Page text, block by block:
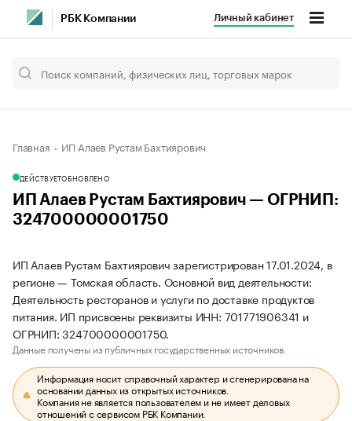
РБК Компании Личный кабинет
Главная ИП Алаев Рустам Бахтиярович
ДЕЙСТВУЕТОБНОВЛЕНО
ИП Алаев Рустам Бахтиярович — ОГРНИП:
324700000001750
ИП Алаев Рустам Бахтиярович зарегистрирован 17.01.2024, в
регионе — Томская область. Основной вид деятельности:
Деятельность ресторанов и услуги по доставке продуктов
питания. ИП присвоены реквизиты ИНН: 701771906341 и
ОГРНИП: 324700000001750.
Данные получены из публичных государственных источников.
Информация носит справочный характер и сгенерирована на
основании данных из открытых источников.
Компания не является пользователем и не имеет деловых
отношений с сервисом РБК Компании.